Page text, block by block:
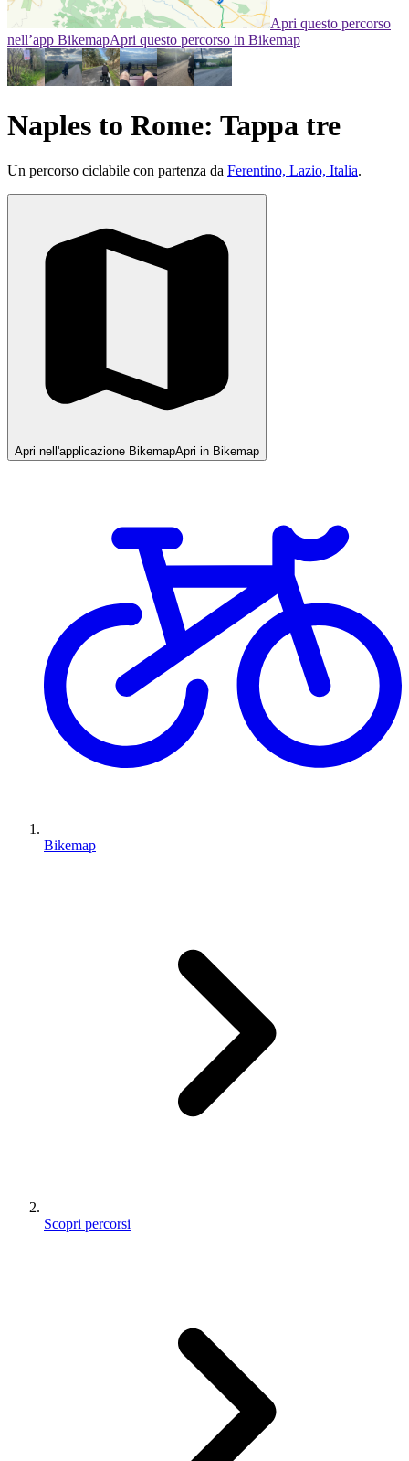
Apri questo percorso
nell’app BikemapApri questo percorso in Bikemap
Naples to Rome: Tappa tre
Un percorso ciclabile con partenza da Ferentino, Lazio, Italia.
Apri nell'applicazione BikemapApri in Bikemap
Bikemap
Scopri percorsi